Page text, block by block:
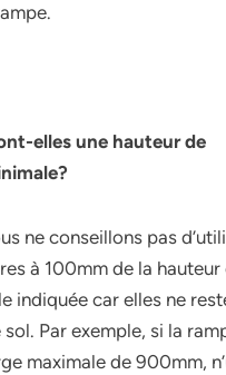
elles une hauteur de
ne conseillons pas
à 100mm de la hauteur
indiquée car elles ne
Par exemple, si la
maximale de 900mm,